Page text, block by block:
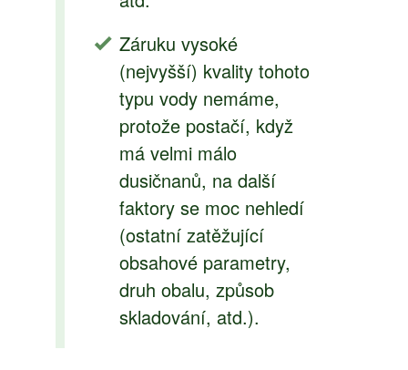
Záruku vysoké
(nejvyšší) kvality tohoto
typu vody nemáme,
protože postačí, když
má velmi málo
dusičnanů, na další
faktory se moc nehledí
(ostatní zatěžující
obsahové parametry,
druh obalu, způsob
skladování, atd.).